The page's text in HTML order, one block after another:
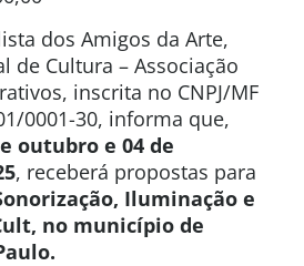
dos Amigos da Arte,
de Cultura – Associação
inscrita no CNPJ/MF
0001-30, informa que,
outubro e 04 de
, receberá propostas para
Iluminação e
no município de